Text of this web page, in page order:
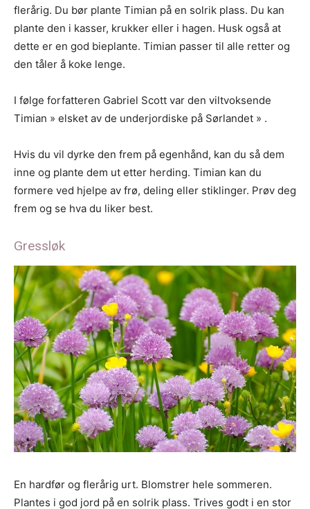
flerårig. Du bør plante Timian på en solrik plass. Du kan
plante den i kasser, krukker eller i hagen. Husk også at
dette er en god bieplante. Timian passer til alle retter og
den tåler å koke lenge.
I følge forfatteren Gabriel Scott var den viltvoksende
Timian » elsket av de underjordiske på Sørlandet » .
Hvis du vil dyrke den frem på egenhånd, kan du så dem
inne og plante dem ut etter herding. Timian kan du
formere ved hjelpe av frø, deling eller stiklinger. Prøv deg
frem og se hva du liker best.
Gressløk
En hardfør og flerårig urt. Blomstrer hele sommeren.
Plantes i god jord på en solrik plass. Trives godt i en stor